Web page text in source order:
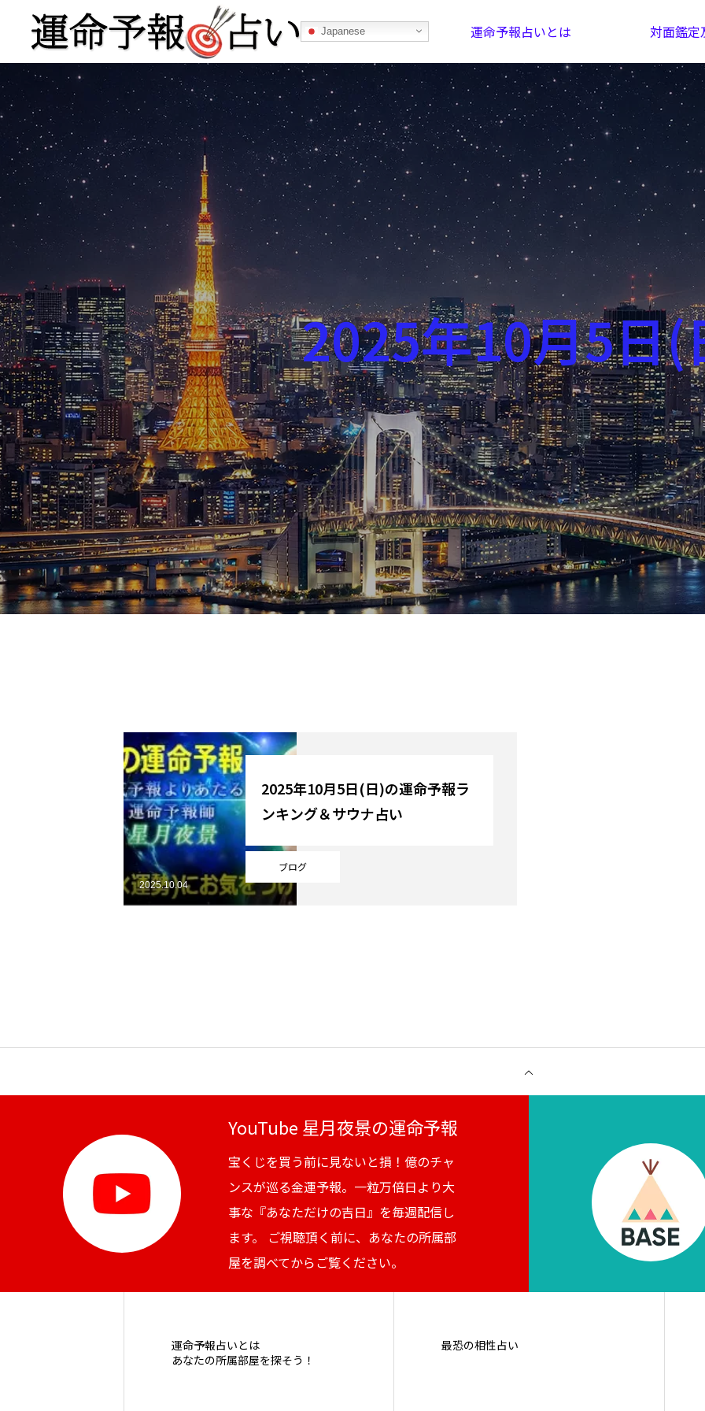
Japanese 運命予報占いとは 対面鑑定
運命予報占い
運命予報占いとは あなたの所属部屋を探そう！ 最恐の相性占い
記事カテゴリー
ブログ お知らせ 芸能界
スポーツ 競馬 社会
テニス四大大会・五輪
テニス四大大会・五輪
YouTube
Online Store
2025年10月5日(
ブログ
2025年10月5日(日)の運命予報ラ
ンキング＆サウナ占い
2025.10.04
YouTube 星月夜景の運命予報
宝くじを買う前に見ないと損！億のチャ
ンスが巡る金運予報。一粒万倍日より大
事な『あなただけの吉日』を毎週配信し
ます。 ご視聴頂く前に、あなたの所属部
屋を調べてからご覧ください。
運命予報占いとは
あなたの所属部屋を探そう！
最恐の相性占い